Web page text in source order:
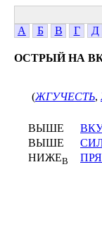
А
Б В Г Д
ОСТРЫЙ НА
(ЖГУЧЕСТЬ,
ВЫШЕ
ВЫШЕ
НИЖЕВ